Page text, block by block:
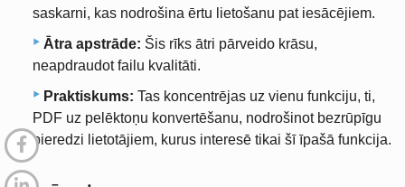
saskarni, kas nodrošina ērtu lietošanu pat iesācējiem.
Ātra apstrāde: Šis rīks ātri pārveido krāsu,
neapdraudot failu kvalitāti.
Praktiskums: Tas koncentrējas uz vienu funkciju, ti,
PDF uz pelēktoņu konvertēšanu, nodrošinot bezrūpīgu
pieredzi lietotājiem, kurus interesē tikai šī īpašā funkcija.